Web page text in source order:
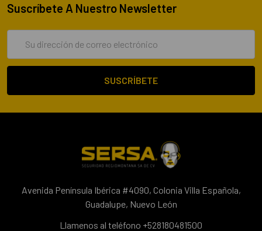
Suscríbete A Nuestro Newsletter
correo
Avenida Península Ibérica #4090, Colonia Villa Española,
Guadalupe, Nuevo León
Llamenos al teléfono +528180481500